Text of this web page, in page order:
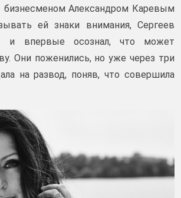
бизнесменом Александром Каревым
ей знаки внимания, Сергеев
и впервые осознал, что может
Они поженились, но уже через три
на развод, поняв, что совершила